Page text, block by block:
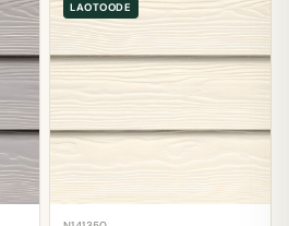
LAOTOODE